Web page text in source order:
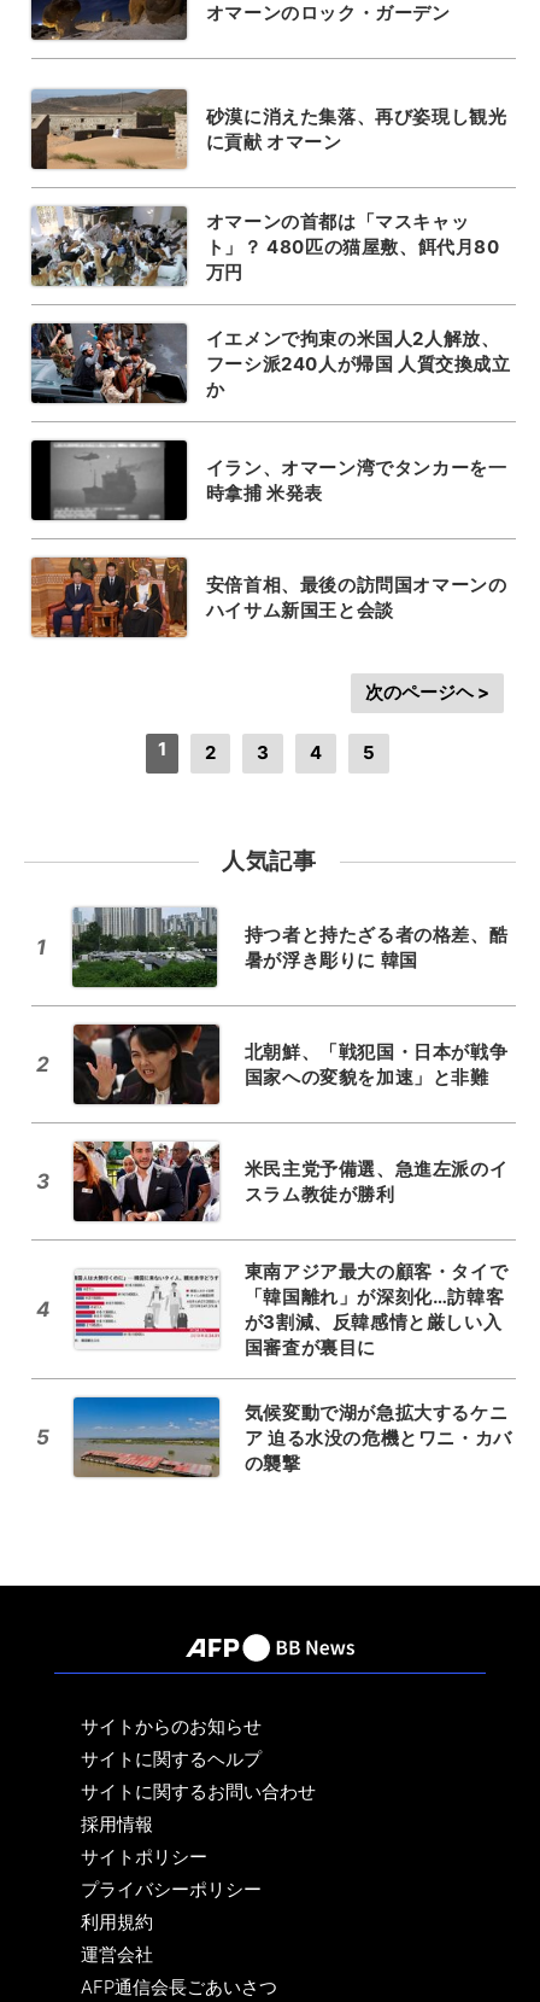
オマーンのロック・ガーデン
砂漠に消えた集落、再び姿現し観光
に貢献 オマーン
オマーンの首都は「マスキャッ
ト」？ 480匹の猫屋敷、餌代月80
万円
イエメンで拘束の米国人2人解放、
フーシ派240人が帰国 人質交換成立
か
イラン、オマーン湾でタンカーを一
時拿捕 米発表
安倍首相、最後の訪問国オマーンの
ハイサム新国王と会談
1 2 3 4 5
次のページヘ >
人気記事
1
持つ者と持たざる者の格差、酷
暑が浮き彫りに 韓国
2
北朝鮮、「戦犯国・日本が戦争
国家への変貌を加速」と非難
3
米民主党予備選、急進左派のイ
スラム教徒が勝利
4
東南アジア最大の顧客・タイで
「韓国離れ」が深刻化…訪韓客
が3割減、反韓感情と厳しい入
国審査が裏目に
5
気候変動で湖が急拡大するケニ
ア 迫る水没の危機とワニ・カバ
の襲撃
サイトからのお知らせ
サイトに関するヘルプ
サイトに関するお問い合わせ
採用情報
サイトポリシー
プライバシーポリシー
利用規約
運営会社
AFP通信会長ごあいさつ